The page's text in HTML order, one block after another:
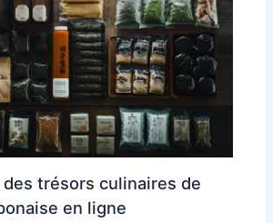
trésors culinaires de
en ligne